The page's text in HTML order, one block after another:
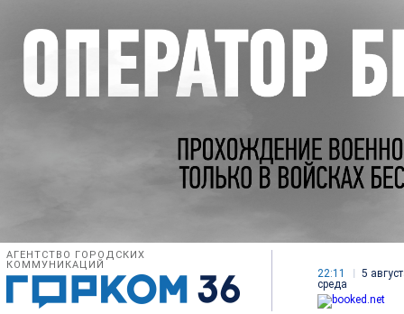
АГЕНТСТВО ГОРОДСКИХ
КОММУНИКАЦИЙ
22:11
5
среда